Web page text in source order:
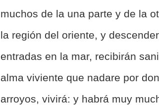
muchos de la una parte y de la
la región del oriente, y
entradas en la mar, recibirán
alma viviente que nadare por
arroyos, vivirá: y habrá muy